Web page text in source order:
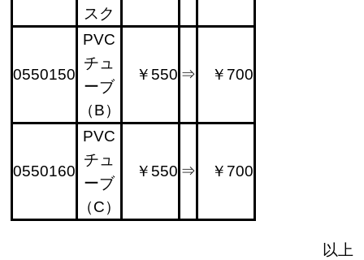
スク
0550150
PVC
チュ
ーブ
（B）
￥550 ⇒ ￥700
0550160
PVC
チュ
ーブ
（C）
￥550 ⇒ ￥700
以上